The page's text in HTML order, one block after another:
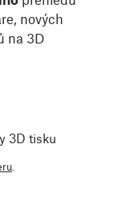
nových
na 3D
3D tisku